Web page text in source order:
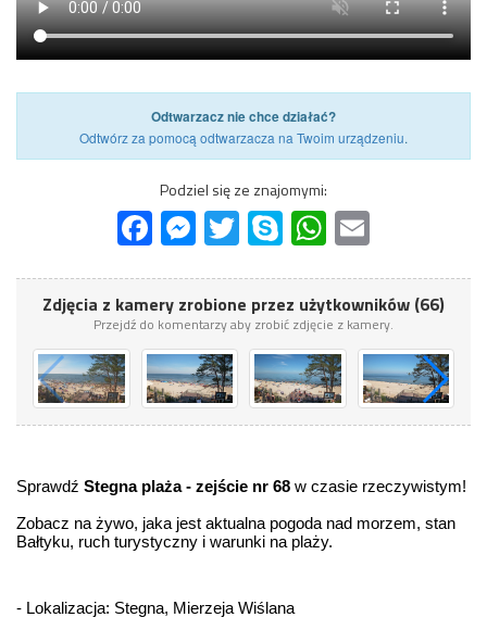
Odtwarzacz nie chce działać?
Odtwórz za pomocą odtwarzacza na Twoim urządzeniu.
Podziel się ze znajomymi:
FacebookMessenger
Twitter Skype WhatsApp
Zdjęcia z kamery zrobione przez użytkowników (66)
Przejdź do komentarzy aby zrobić zdjęcie z kamery.
Sprawdź Stegna plaża - zejście nr 68 w czasie rzeczywistym!
Zobacz na żywo, jaka jest aktualna pogoda nad morzem, stan
Bałtyku, ruch turystyczny i warunki na plaży.
- Lokalizacja: Stegna, Mierzeja Wiślana